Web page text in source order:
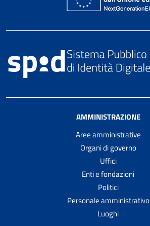
AMMINISTRAZIONE
Aree amministrative
Organi di governo
Uffici
Enti e fondazioni
Politici
Personale amministrativo
Luoghi